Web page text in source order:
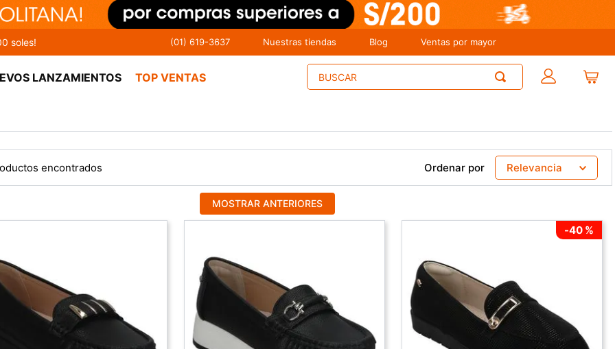
soles! (01) 619-3637 Nuestras tiendas Blog Ventas por mayor
LANZAMIENTOS TOP VENTAS
Buscar
Ordenar por Relevancia
MOSTRAR ANTERIORES
-40 %